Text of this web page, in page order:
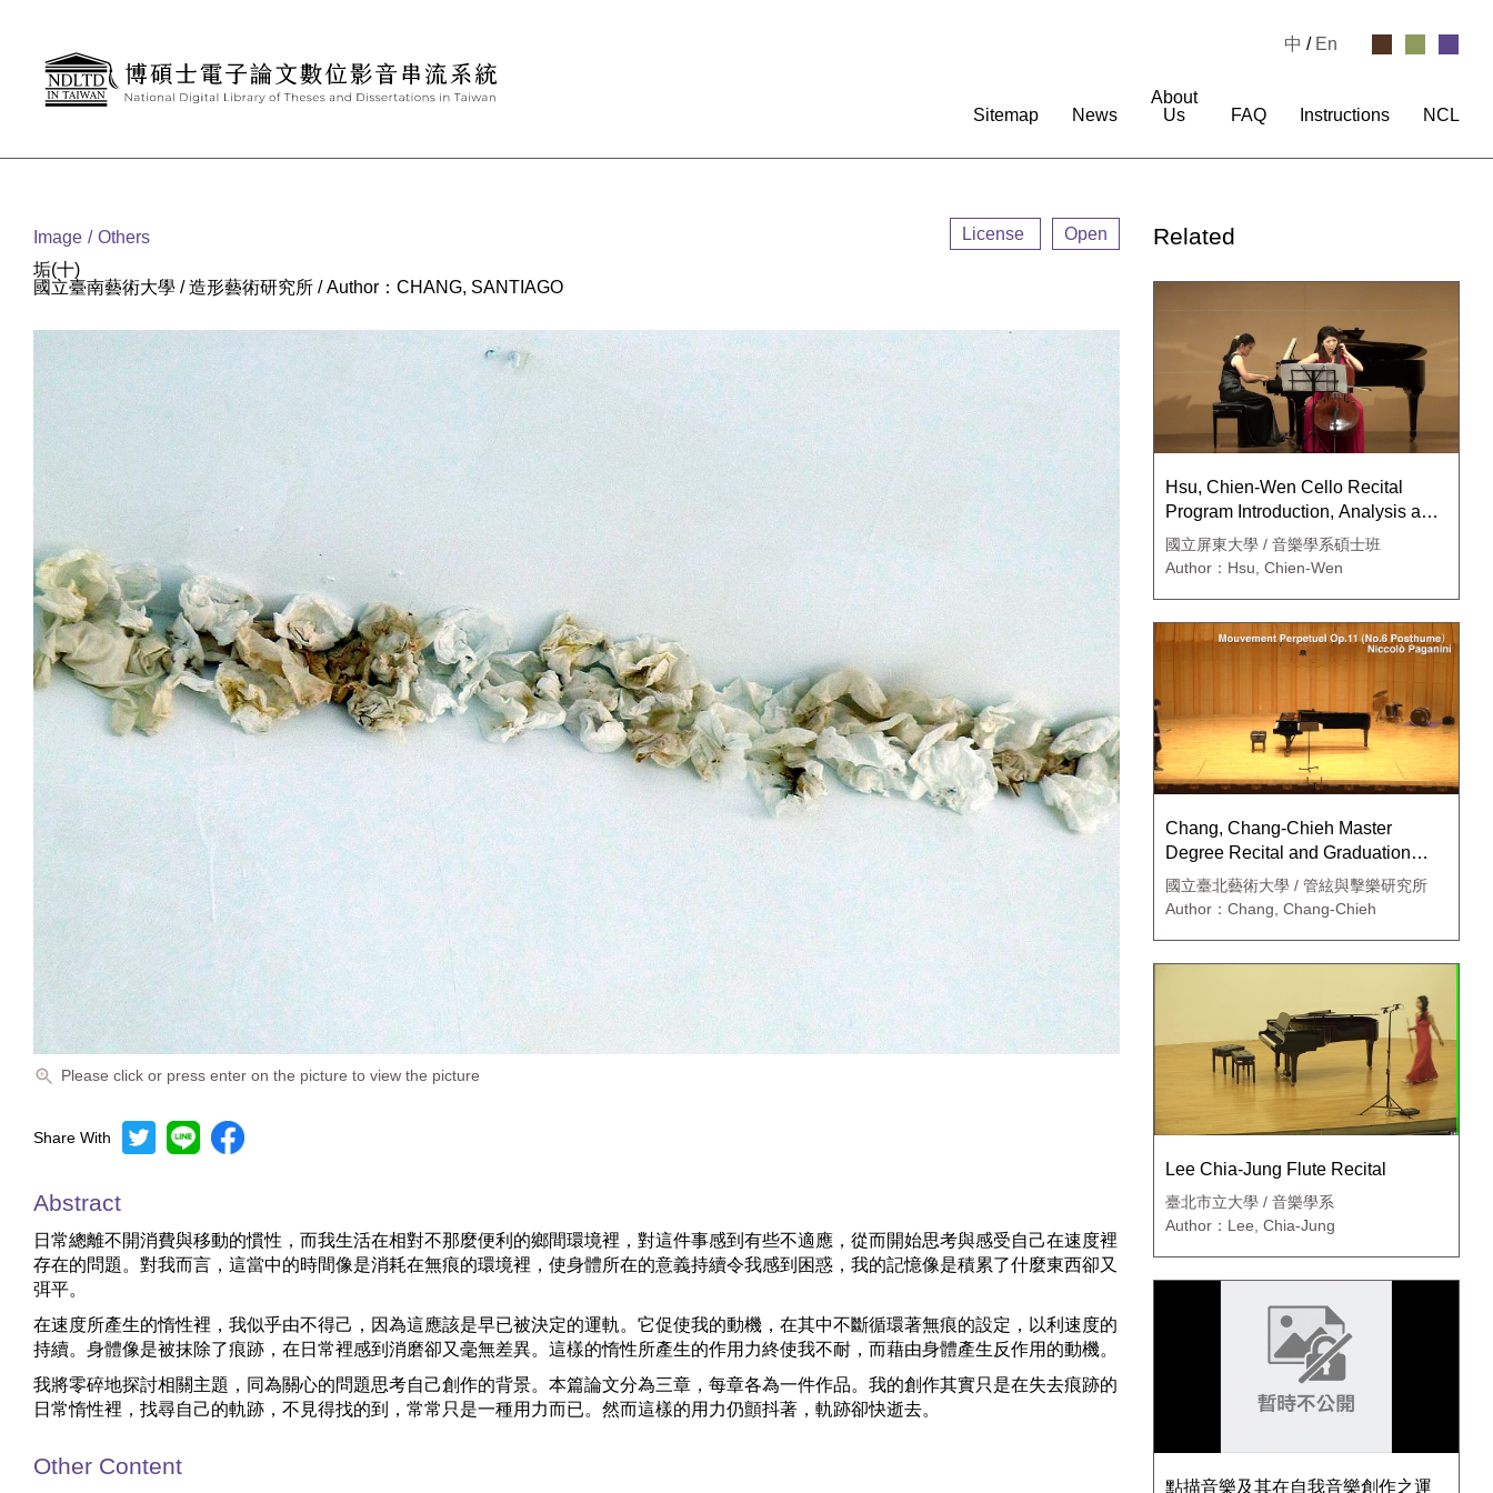
Sitemap News
About
Us
FAQ Instructions NCL
中 / En
Image
Others
垢(十)
國立臺南藝術大學 / 造形藝術研究所 / Author：CHANG, SANTIAGO
License Open
Please click or press enter on the picture to view the picture
Share With
Abstract
日常總離不開消費與移動的慣性，而我生活在相對不那麼便利的鄉間環境裡，對這件事感到有些不適應，從而開始思考與感受自己在速度裡
存在的問題。對我而言，這當中的時間像是消耗在無痕的環境裡，使身體所在的意義持續令我感到困惑，我的記憶像是積累了什麼東西卻又
弭平。
在速度所產生的惰性裡，我似乎由不得己，因為這應該是早已被決定的運軌。它促使我的動機，在其中不斷循環著無痕的設定，以利速度的
持續。身體像是被抹除了痕跡，在日常裡感到消磨卻又毫無差異。這樣的惰性所產生的作用力終使我不耐，而藉由身體產生反作用的動機。
我將零碎地探討相關主題，同為關心的問題思考自己創作的背景。本篇論文分為三章，每章各為一件作品。我的創作其實只是在失去痕跡的
日常惰性裡，找尋自己的軌跡，不見得找的到，常常只是一種用力而已。然而這樣的用力仍顫抖著，軌跡卻快逝去。
Other Content
Related
Hsu, Chien-Wen Cello Recital
Program Introduction, Analysis and
Interpretation
國立屏東大學 / 音樂學系碩士班
Author：Hsu, Chien-Wen
Chang, Chang-Chieh Master
Degree Recital and Graduation
Concert
國立臺北藝術大學 / 管絃與擊樂研究所
Author：Chang, Chang-Chieh
Lee Chia-Jung Flute Recital
臺北市立大學 / 音樂學系
Author：Lee, Chia-Jung
點描音樂及其在自我音樂創作之運